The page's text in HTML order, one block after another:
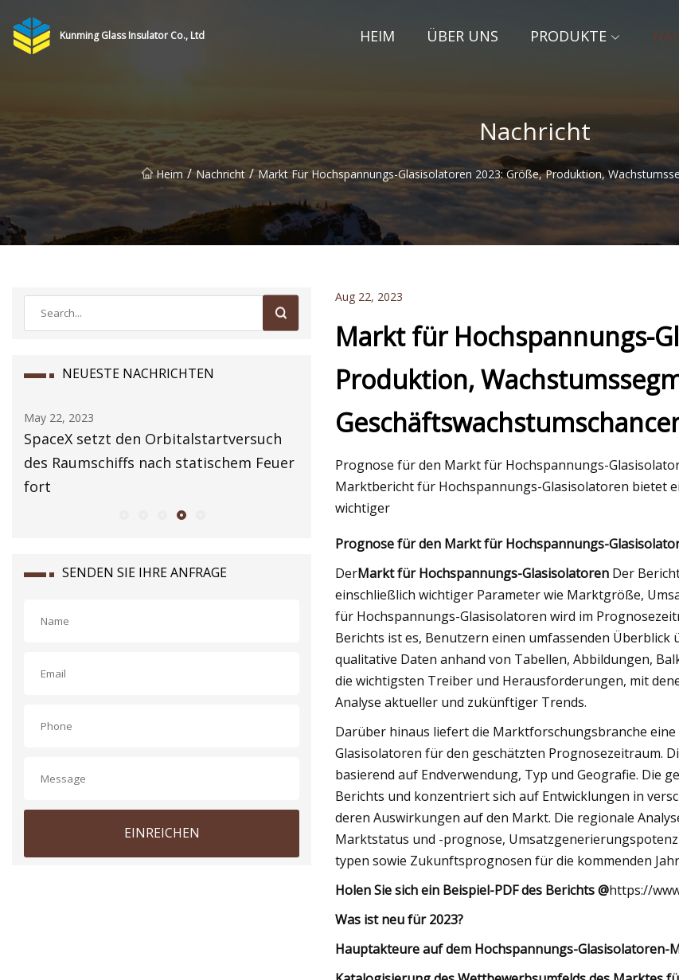
Kunming Glass Insulator Co., Ltd HEIM ÜBER UNS PRODUKTE
Nachricht
Heim / Nachricht / Markt Für Hochspannungs-Glasisolatoren 2023: Größe, Produktion,
NEUESTE NACHRICHTEN
May 22, 2023
SpaceX setzt den Orbitalstartversuch
des Raumschiffs nach statischem Feuer
fort
May 24, 2023
Der Ölriese Shell bietet in Deutschland
Abonnements für Tesla Model 3 und
Model Y an
May 16, 2023
Optimierung
in
die TOPSIS-
SENDEN SIE IHRE ANFRAGE
EINREICHEN
Aug 22, 2023
Markt für Hochspannungs-
Produktion,
Prognose für den Markt für Hochspannungs-
Marktbericht für Hochspannungs-Glasisolatoren bietet
wichtiger
Prognose für den Markt für Hochspannungs-
DerMarkt für Hochspannungs-Glasisolatoren Der
einschließlich wichtiger Parameter wie Marktgröße,
für Hochspannungs-Glasisolatoren wird im
Berichts ist es, Benutzern einen umfassenden
qualitative Daten anhand von Tabellen, Abbildungen,
die wichtigsten Treiber und Herausforderungen, mit
Analyse aktueller und zukünftiger Trends.
Darüber hinaus liefert die Marktforschungsbranche
Glasisolatoren für den geschätzten Prognosezeitraum.
basierend auf Endverwendung, Typ und Geografie. Die
Berichts und konzentriert sich auf Entwicklungen in
deren Auswirkungen auf den Markt. Die regionale
Marktstatus und -prognose,
typen sowie Zukunftsprognosen für die kommenden
Holen Sie sich ein Beispiel-PDF des Berichts @https://
Was ist neu für 2023?
Hauptakteure auf dem Hochspannungs-Glasisolatoren-